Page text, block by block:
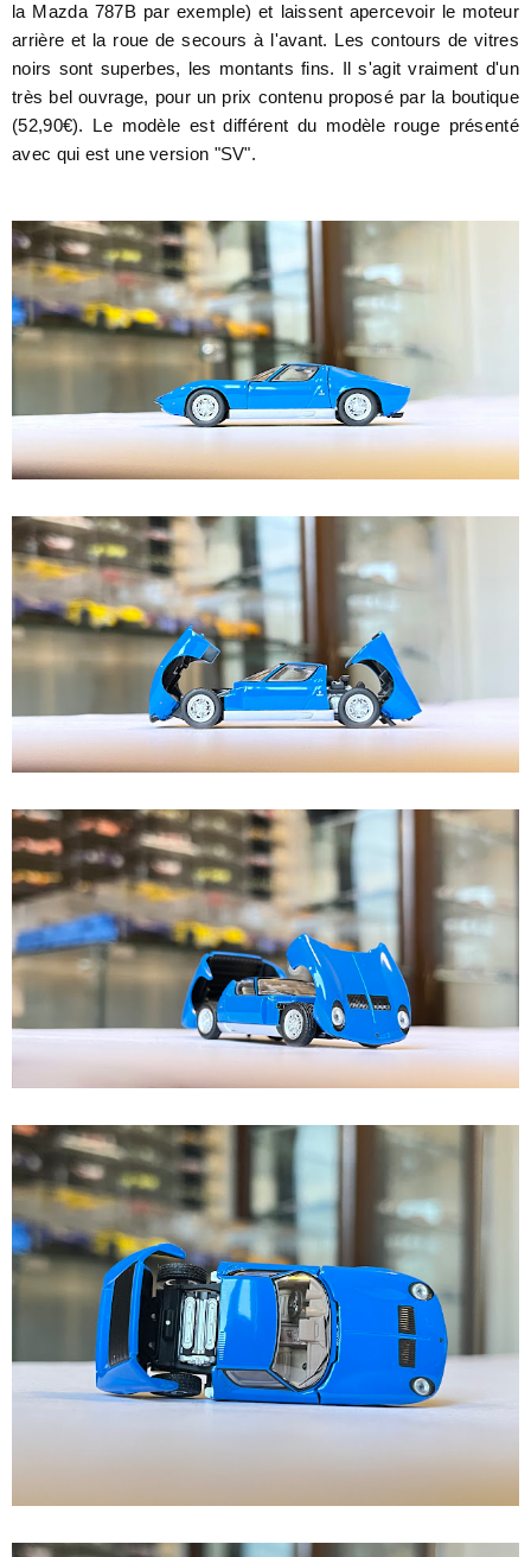
la Mazda 787B par exemple) et laissent apercevoir le moteur
arrière et la roue de secours à l'avant. Les contours de vitres
noirs sont superbes, les montants fins. Il s'agit vraiment d'un
très bel ouvrage, pour un prix contenu proposé par la boutique
(52,90€). Le modèle est différent du modèle rouge présenté
avec qui est une version "SV".